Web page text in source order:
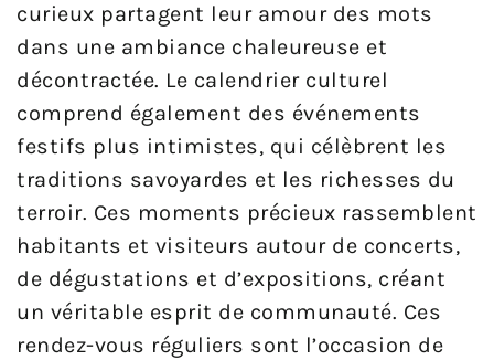
curieux partagent leur amour des mots
dans une ambiance chaleureuse et
décontractée. Le calendrier culturel
comprend également des événements
festifs plus intimistes, qui célèbrent les
traditions savoyardes et les richesses du
terroir. Ces moments précieux rassemblent
habitants et visiteurs autour de concerts,
de dégustations et d’expositions, créant
un véritable esprit de communauté. Ces
rendez-vous réguliers sont l’occasion de